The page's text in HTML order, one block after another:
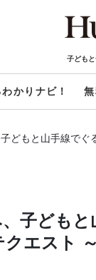
子ども
かりナビ！
どもと山手線でぐ
子ども
エスト